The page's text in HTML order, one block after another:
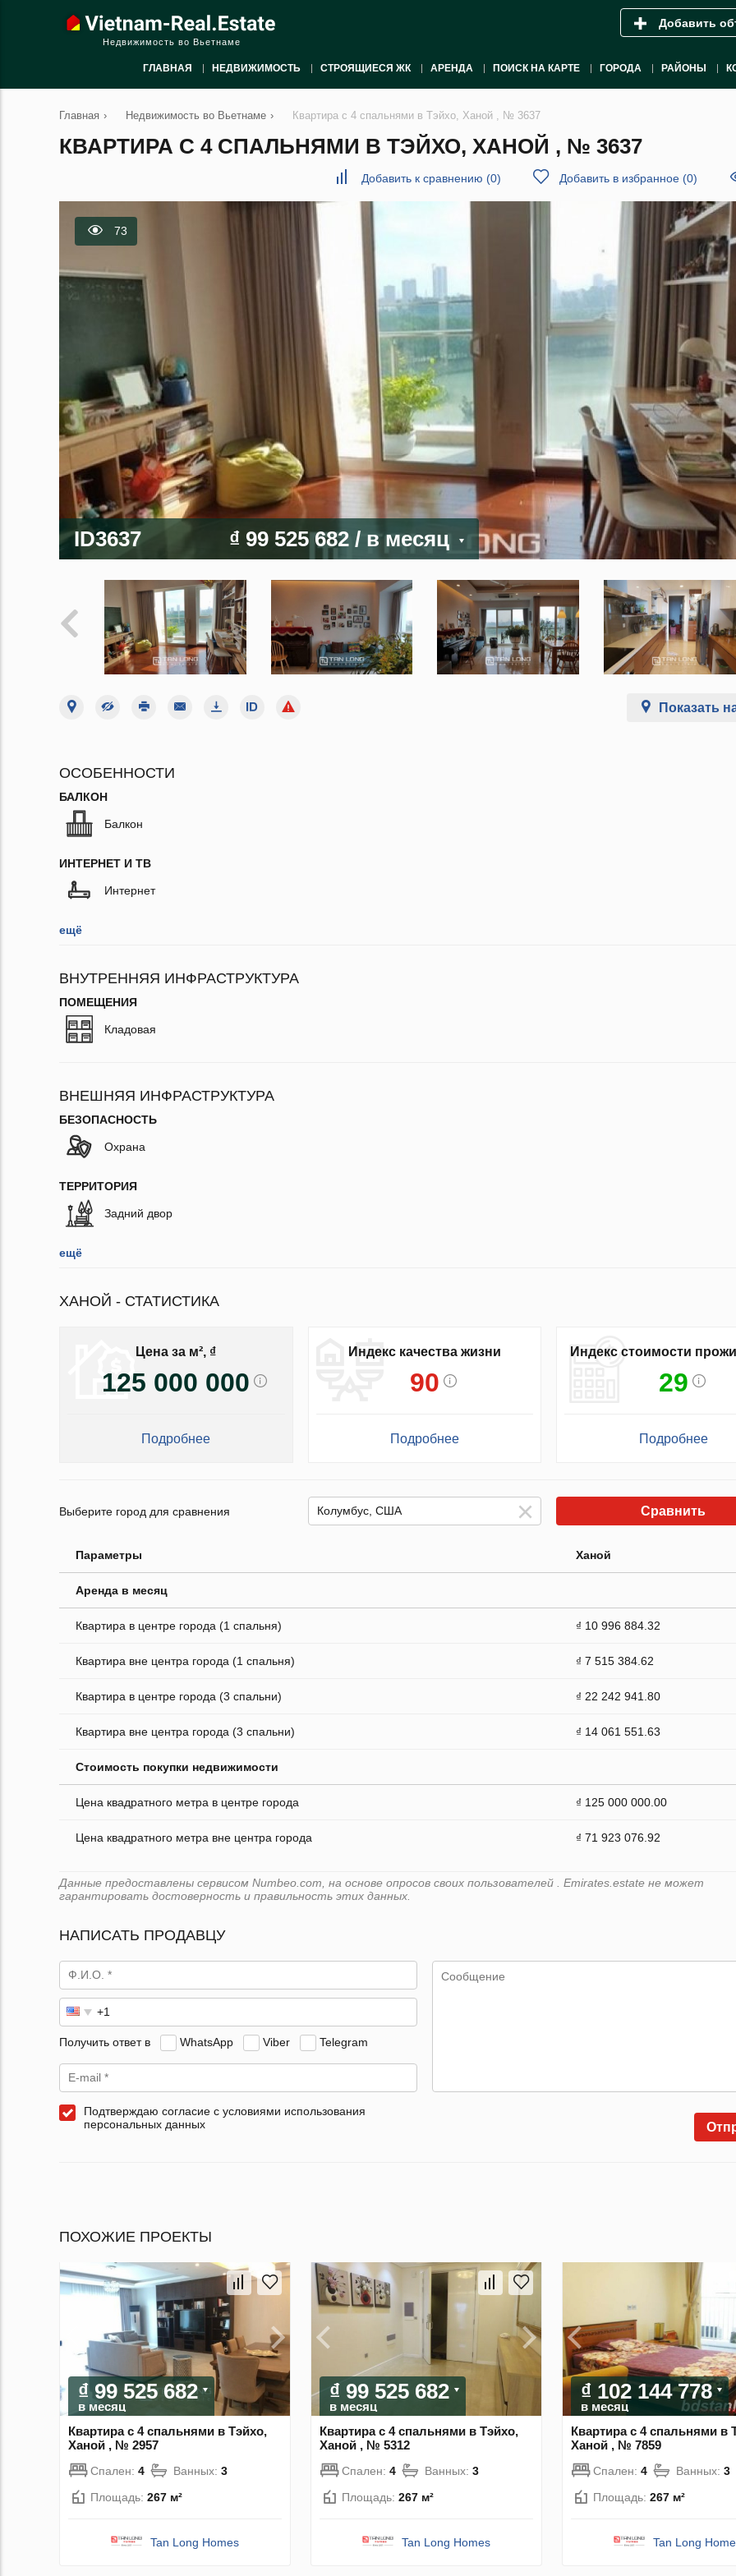
Недвижимость во Вьетнаме
Добавить
ГЛАВНАЯ НЕДВИЖИМОСТЬ СТРОЯЩИЕСЯ ЖК АРЕНДА ПОИСК НА КАРТЕ ГОРОДА РАЙОНЫ
Главная › Недвижимость во Вьетнаме › Квартира с 4 спальнями в Тэйхо, Ханой , № 3637
КВАРТИРА С 4 СПАЛЬНЯМИ В ТЭЙХО, ХАНОЙ , № 3637
Добавить к сравнению (0) Добавить в избранное (0)
73
ID3637 ₫ 99 525 682 / в месяц
Показать
ОСОБЕННОСТИ
БАЛКОН
Балкон
ИНТЕРНЕТ И ТВ
Интернет
ещё
ВНУТРЕННЯЯ ИНФРАСТРУКТУРА
ПОМЕЩЕНИЯ
Кладовая
ВНЕШНЯЯ ИНФРАСТРУКТУРА
БЕЗОПАСНОСТЬ
Охрана
ТЕРРИТОРИЯ
Задний двор
ещё
ХАНОЙ - СТАТИСТИКА
Цена за м², ₫
125 000 000
Подробнее
Индекс качества жизни
90
Подробнее
Индекс стоимости
29
Подробнее
Выберите город для сравнения Сравнить
Параметры Ханой
Аренда в месяц
Квартира в центре города (1 спальня) ₫ 10 996 884.32
Квартира вне центра города (1 спальня) ₫ 7 515 384.62
Квартира в центре города (3 спальни) ₫ 22 242 941.80
Квартира вне центра города (3 спальни) ₫ 14 061 551.63
Стоимость покупки недвижимости
Цена квадратного метра в центре города ₫ 125 000 000.00
Цена квадратного метра вне центра города ₫ 71 923 076.92
Данные предоставлены сервисом Numbeo.com, на основе опросов своих пользователей . Emirates.estate не может
гарантировать достоверность и правильность этих данных.
НАПИСАТЬ ПРОДАВЦУ
Получить ответ в WhatsApp Viber Telegram
Подтверждаю согласие с условиями использования
персональных данных
ПОХОЖИЕ ПРОЕКТЫ
₫ 99 525 682
в месяц
Квартира с 4 спальнями в Тэйхо,
Ханой , № 2957
Спален: 4 Ванных: 3
Площадь: 267 м²
Tan Long Homes
₫ 99 525 682
в месяц
Квартира с 4 спальнями в Тэйхо,
Ханой , № 5312
Спален: 4 Ванных: 3
Площадь: 267 м²
Tan Long Homes
₫ 102 144 778
в месяц
Квартира с 4 спальнями в
Ханой , № 7859
Спален: 4 Ванных: 3
Площадь: 267 м²
Tan Long